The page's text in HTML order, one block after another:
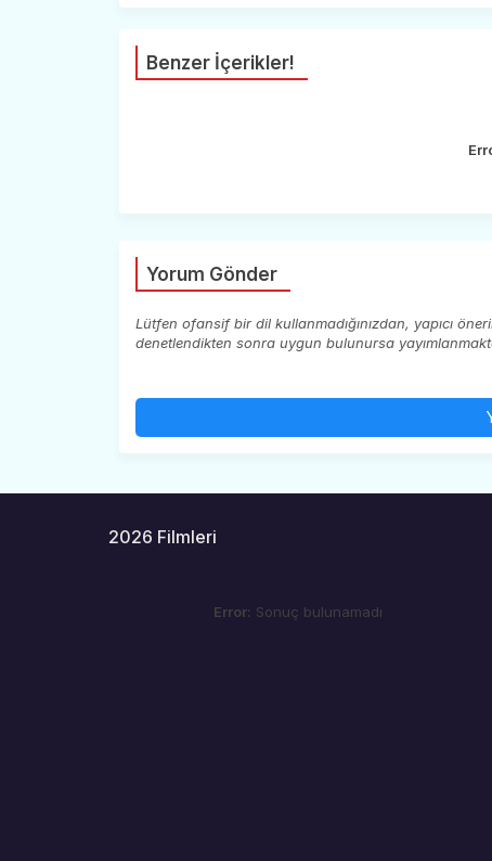
Benzer İçerikler!
Yorum Gönder
Lütfen ofansif bir dil kullanmadığınızdan, yapıcı
denetlendikten sonra uygun bulunursa
2026 Filmleri
Error: Sonuç bulunamadı